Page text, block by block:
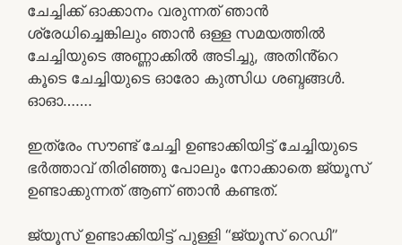
ചേച്ചിക്ക് ഓക്കാനം വരുന്നത് ഞാൻ
ശ്രേധിച്ചെങ്കിലും ഞാൻ ഒള്ള സമയത്തിൽ
ചേച്ചിയുടെ അണ്ണാക്കിൽ അടിച്ചു, അതിൻ്റെ
കൂടെ ചേച്ചിയുടെ ഓരോ കുത്സിധ ശബ്ദങ്ങൾ.
ഓഓ…….
ഇത്രേം സൗണ്ട് ചേച്ചി ഉണ്ടാക്കിയിട്ട് ചേച്ചിയുടെ
ഭർത്താവ് തിരിഞ്ഞു പോലും നോക്കാതെ ജ്യൂസ്
ഉണ്ടാക്കുന്നത് ആണ് ഞാൻ കണ്ടത്.
ജ്യൂസ് ഉണ്ടാക്കിയിട്ട് പുള്ളി “ജ്യൂസ് റെഡി”